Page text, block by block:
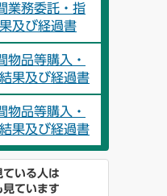
務委託・指
及び経過書
品等購入・
果及び経過書
品等購入・
果及び経過書
ている人は
見ています